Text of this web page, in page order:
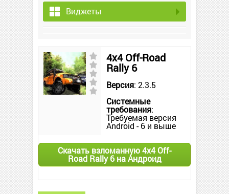
Виджеты
4x4 Off-Road
Rally 6
Версия: 2.3.5
Системные
требования:
Требуемая версия
Android - 6 и выше
Скачать взломанную 4x4 Off-
Road Rally 6 на Андроид